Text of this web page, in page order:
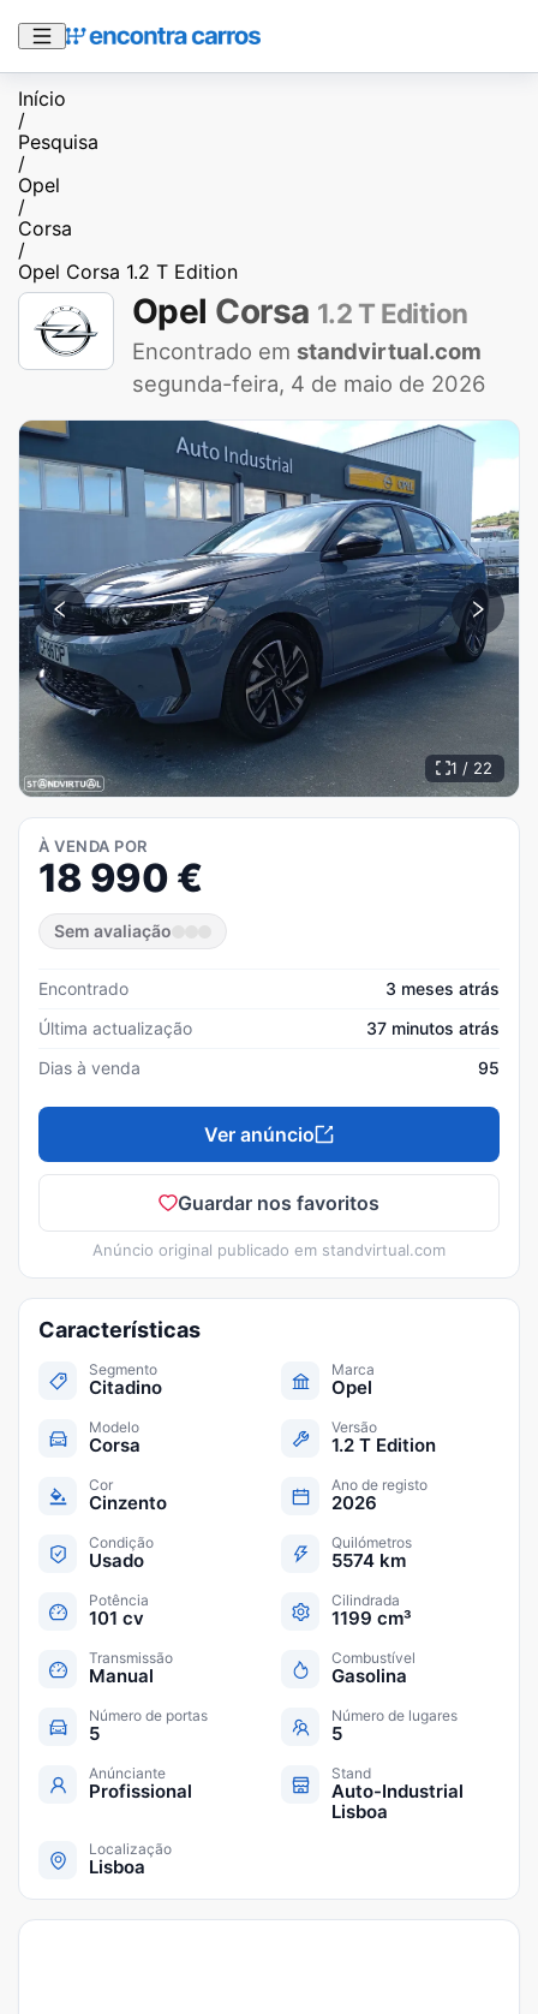
Início
/
Pesquisa
/
Opel
/
Corsa
/
Opel Corsa 1.2 T Edition
Opel Corsa 1.2 T Edition
Encontrado em standvirtual.com
segunda-feira, 4 de maio de 2026
1 / 22
À VENDA POR
18 990 €
Sem avaliação
Encontrado
3 meses atrás
Última actualização
37 minutos atrás
Dias à venda
95
Ver anúncio
Guardar nos favoritos
Anúncio original publicado em standvirtual.com
Características
Segmento
Citadino
Marca
Opel
Modelo
Corsa
Versão
1.2 T Edition
Cor
Cinzento
Ano de registo
2026
Condição
Usado
Quilómetros
5574 km
Potência
101 cv
Cilindrada
1199 cm³
Transmissão
Manual
Combustível
Gasolina
Número de portas
5
Número de lugares
5
Anúnciante
Profissional
Stand
Auto-Industrial
Lisboa
Localização
Lisboa